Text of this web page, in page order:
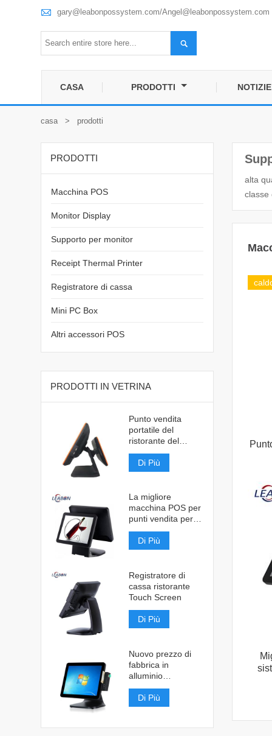
 gary@leabonpossystem.com/Angel@leabonpossystem.com

CASA PRODOTTI NOTIZIE
casa > prodotti
alta
classe
PRODOTTI
Macchina POS
Monitor Display
Supporto per monitor
Receipt Thermal Printer
Registratore di cassa
Mini PC Box
Altri accessori POS
PRODOTTI IN VETRINA
Punto vendita
portatile del
ristorante del
registratore di
cassa
Di Più
La migliore
macchina POS per
punti vendita per
ristoranti
Di Più
Registratore di
cassa ristorante
Touch Screen
Di Più
Nuovo prezzo di
fabbrica in
alluminio
Touchscreen Pos
System
Di Più